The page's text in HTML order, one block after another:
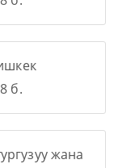
б.
жана